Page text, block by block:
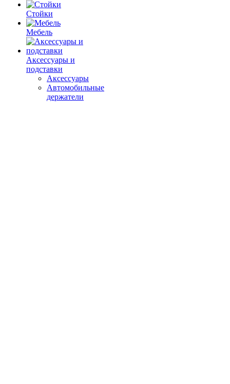
Стойки
Мебель
Аксессуары и
подставки
Аксессуары
Автомобильные
держатели